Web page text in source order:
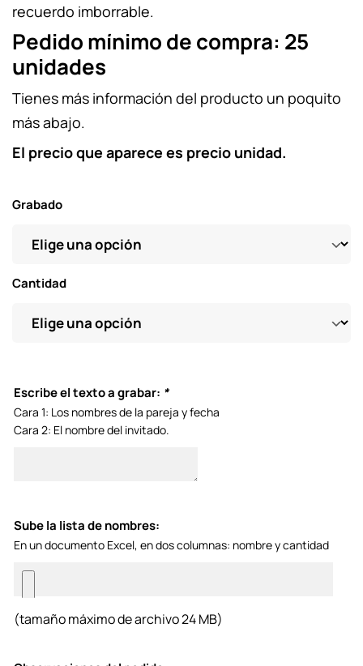
recuerdo imborrable.
Pedido mínimo de compra: 25
unidades
Tienes más información del producto un poquito
más abajo.
El precio que aparece es precio unidad.
Grabado
Cantidad
Escribe el texto a grabar: *
Cara 1: Los nombres de la pareja y fecha
Cara 2: El nombre del invitado.
Sube la lista de nombres:
En un documento Excel, en dos columnas: nombre y cantidad
(tamaño máximo de archivo 24 MB)